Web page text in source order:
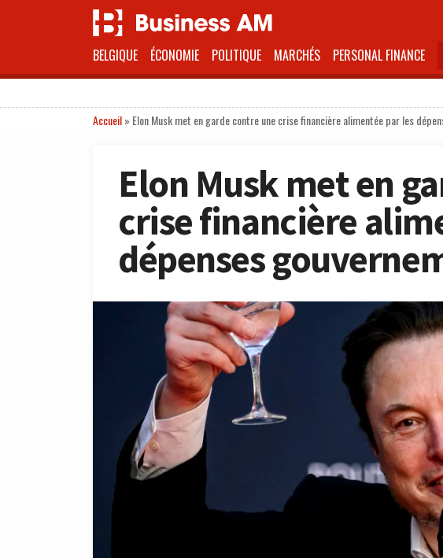
BELGIQUE ÉCONOMIE POLITIQUE MARCHÉS PERSONAL FINANCE
Accueil» Elon Musk met en garde contre une crise financière alimentée par les
Elon Musk met en
crise financière
dépenses